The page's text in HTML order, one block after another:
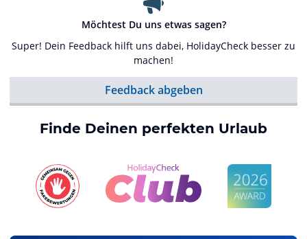
Möchtest Du uns etwas sagen?
Super! Dein Feedback hilft uns dabei, HolidayCheck besser zu
machen!
Feedback abgeben
Finde Deinen perfekten Urlaub